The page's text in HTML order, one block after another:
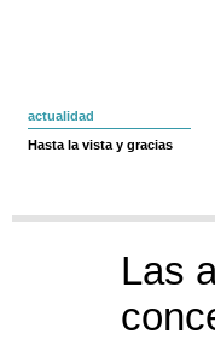
actualidad
Hasta la vista y gracias
Las